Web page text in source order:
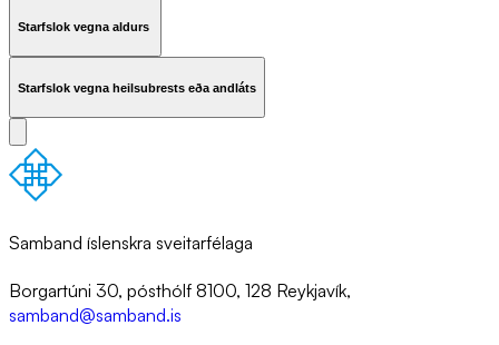
Starfslok vegna aldurs
Starfslok vegna heilsubrests eða andláts
Samband íslenskra sveitarfélaga
Borgartúni 30, pósthólf 8100, 128 Reykjavík,
samband@samband.is